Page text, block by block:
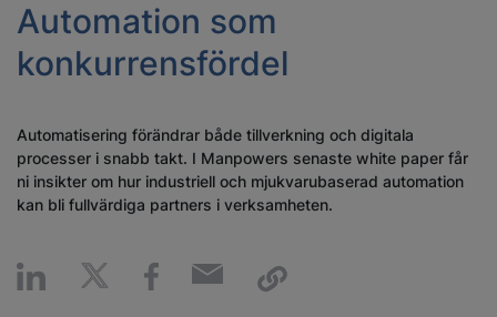
Automation som
konkurrensfördel
Automatisering förändrar både tillverkning och digitala
processer i snabb takt. I Manpowers senaste white paper får
ni insikter om hur industriell och mjukvarubaserad automation
kan bli fullvärdiga partners i verksamheten.